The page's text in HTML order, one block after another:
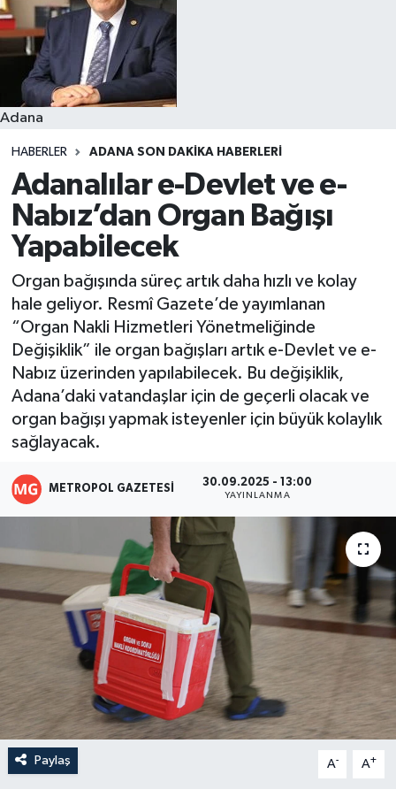
Adana
HABERLER ADANA SON DAKIKA HABERLERI
Adanalılar e-Devlet ve e-
Nabız’dan Organ Bağışı
Yapabilecek
Organ bağışında süreç artık daha hızlı ve kolay
hale geliyor. Resmî Gazete’de yayımlanan
“Organ Nakli Hizmetleri Yönetmeliğinde
Değişiklik” ile organ bağışları artık e-Devlet ve e-
Nabız üzerinden yapılabilecek. Bu değişiklik,
Adana’daki vatandaşlar için de geçerli olacak ve
organ bağışı yapmak isteyenler için büyük kolaylık
sağlayacak.
METROPOL GAZETESI 30.09.2025 - 13:00
YAYINLANMA
Paylaş A- A+
Resmi İlanlar